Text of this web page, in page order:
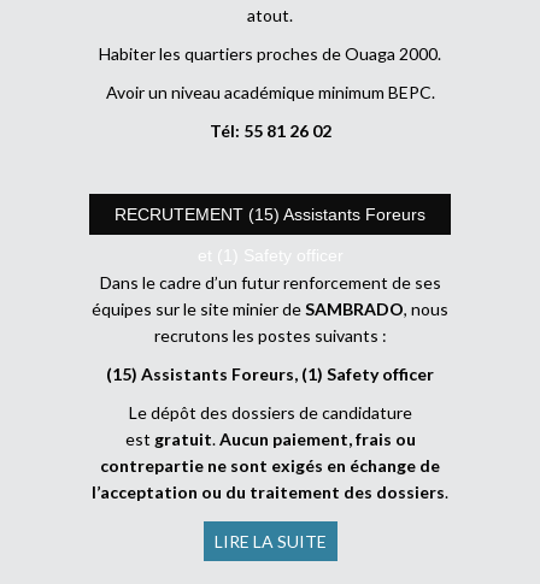
atout.
Habiter les quartiers proches de Ouaga 2000.
Avoir un niveau académique minimum BEPC.
Tél: 55 81 26 02
RECRUTEMENT (15) Assistants Foreurs
et (1) Safety officer
Dans le cadre d’un futur renforcement de ses
équipes sur le site minier deSAMBRADO, nous
recrutons les postes suivants :
(15) Assistants Foreurs, (1) Safety officer
Le dépôt des dossiers de candidature
est gratuit.Aucun paiement, frais ou
contrepartie ne sont exigés en échange de
l’acceptation ou du traitement des dossiers.
LIRE LA SUITE